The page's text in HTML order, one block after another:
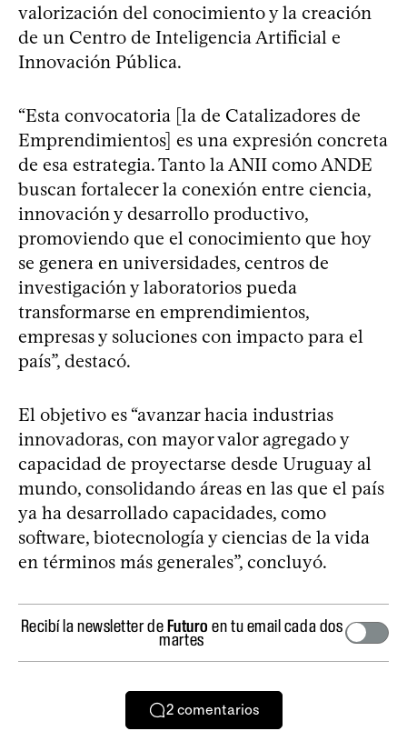
valorización del conocimiento y la creación
de un Centro de Inteligencia Artificial e
Innovación Pública.
“Esta convocatoria [la de Catalizadores de
Emprendimientos] es una expresión concreta
de esa estrategia. Tanto la ANII como ANDE
buscan fortalecer la conexión entre ciencia,
innovación y desarrollo productivo,
promoviendo que el conocimiento que hoy
se genera en universidades, centros de
investigación y laboratorios pueda
transformarse en emprendimientos,
empresas y soluciones con impacto para el
país”, destacó.
El objetivo es “avanzar hacia industrias
innovadoras, con mayor valor agregado y
capacidad de proyectarse desde Uruguay al
mundo, consolidando áreas en las que el país
ya ha desarrollado capacidades, como
software, biotecnología y ciencias de la vida
en términos más generales”, concluyó.
Recibí la newsletter deFuturo en tu email cada dos
martes
2 comentarios